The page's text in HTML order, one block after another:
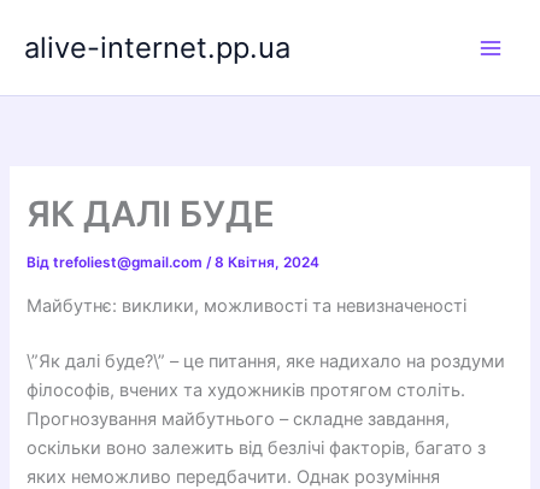
alive-internet.pp.ua
ЯК ДАЛІ БУДЕ
Відtrefoliest@gmail.com/8 Квітня, 2024
Майбутнє: виклики, можливості та невизначеності
\”Як далі буде?\” – це питання, яке надихало на роздуми
філософів, вчених та художників протягом століть.
Прогнозування майбутнього – складне завдання,
оскільки воно залежить від безлічі факторів, багато з
яких неможливо передбачити. Однак розуміння